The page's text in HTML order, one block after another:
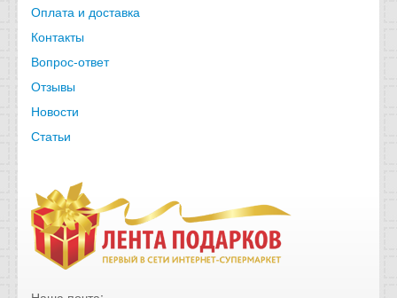
Оплата и доставка
Контакты
Вопрос-ответ
Отзывы
Новости
Статьи